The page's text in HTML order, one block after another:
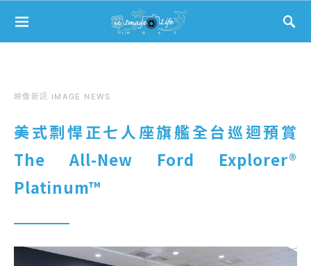
Search for:
映像新訊 IMAGE NEWS
美式剽悍正七人座旗艦全台巡迴預賞
The All-New Ford Explorer®
Platinum™